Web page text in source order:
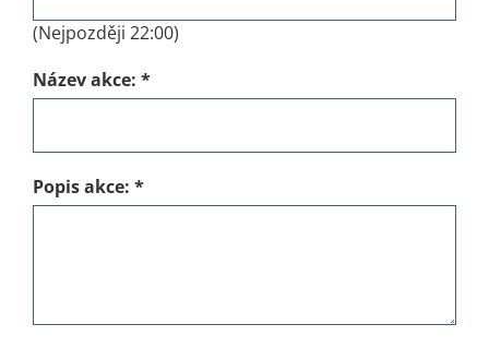
(Nejpozději 22:00)
Název akce: *
Popis akce: *